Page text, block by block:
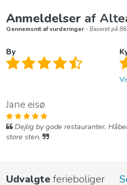
Anmeldelser af
Gennemsnit af vurderinger - Baseret på
By
Jane eisø
Dejlig by gode restauranter.
store sten.
Udvalgte ferieboliger